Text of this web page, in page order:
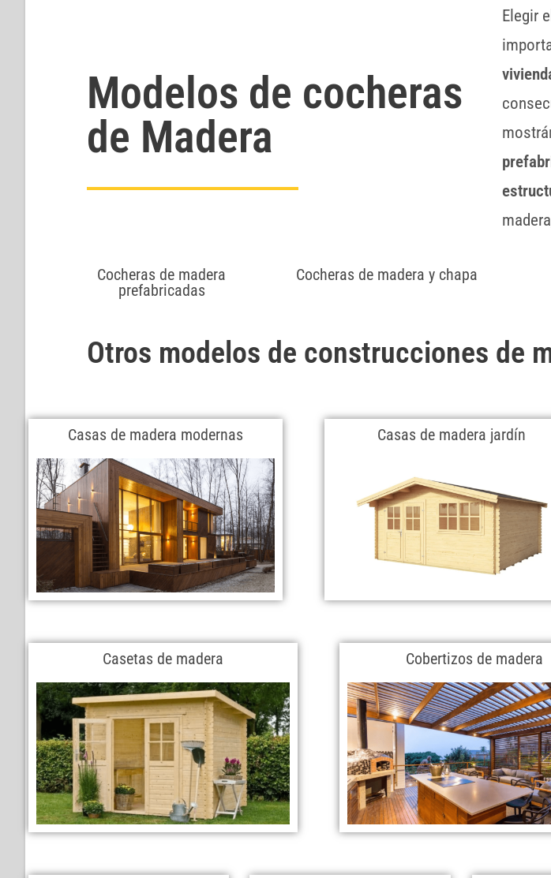
Modelos de cocheras
de Madera
Elegir
Cocheras de madera
prefabricadas
Cocheras de madera y chapa
Otros modelos de construcciones de
Casas de madera modernas Casas de madera jardín
Casetas de madera Cobertizos de madera